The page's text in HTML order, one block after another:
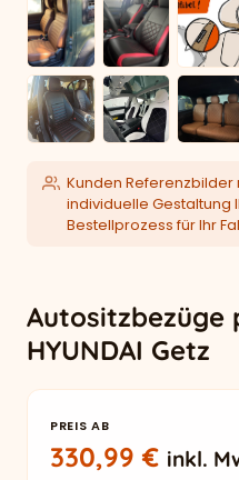
Kunden
individuelle Gestaltung
Bestellprozess für Ihr
Autositzbezüge
HYUNDAI Getz
PREIS AB
330,99€ inkl.